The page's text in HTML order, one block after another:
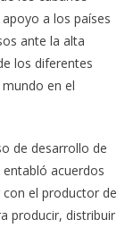
a los países
ante la alta
los diferentes
en el
de desarrollo de
acuerdos
el productor de
producir, distribuir